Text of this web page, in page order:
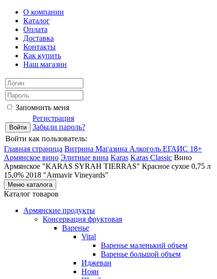
О компании
Каталог
Оплата
Доставка
Контакты
Как купить
Наш магазин
Запомнить меня
Регистрация
Забыли пароль?
Войти как пользователь:
Главная страница Витрина Магазина Алкоголь ЕГАИС 18+
Армянское вино Элитные вина Karas Karas Classic Вино
Армянское "KARAS SYRAH TIERRAS" Красное сухое 0,75 л
15,0% 2018 "Armavir Vineyards"
Меню каталога
Каталог товаров
Армянские продукты
Консервация фруктовая
Варенье
Vital
Варенье маленький объем
Варенье большой объем
Иджеван
Ноян